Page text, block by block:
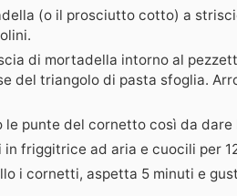
(o il prosciutto cotto) a
di mortadella intorno al
del triangolo di pasta sfoglia.
le punte del cornetto così da dare
friggitrice ad aria e cuocili per
i cornetti, aspetta 5 minuti e